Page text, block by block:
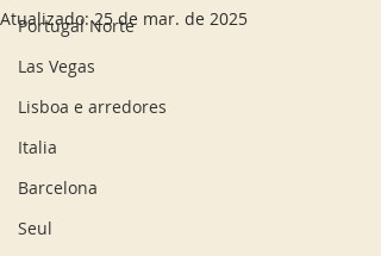
Portugal Norte
Las Vegas
Lisboa e arredores
Italia
Barcelona
Seul
Atualizado:25 de mar. de 2025